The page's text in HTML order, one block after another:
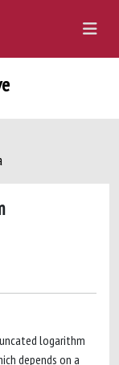
logarithm
depends on a